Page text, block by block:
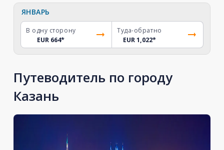
ЯНВАРЬ
В одну сторону
EUR 664*
Туда-обратно
EUR 1,022*
Путеводитель по городу
Казань